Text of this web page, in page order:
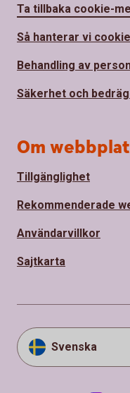
Ta tillbaka cookie-
Så hanterar vi
Behandling av
Säkerhet och
Om
Tillgänglighet
Rekommenderade
Användarvillkor
Sajtkarta
Svenska